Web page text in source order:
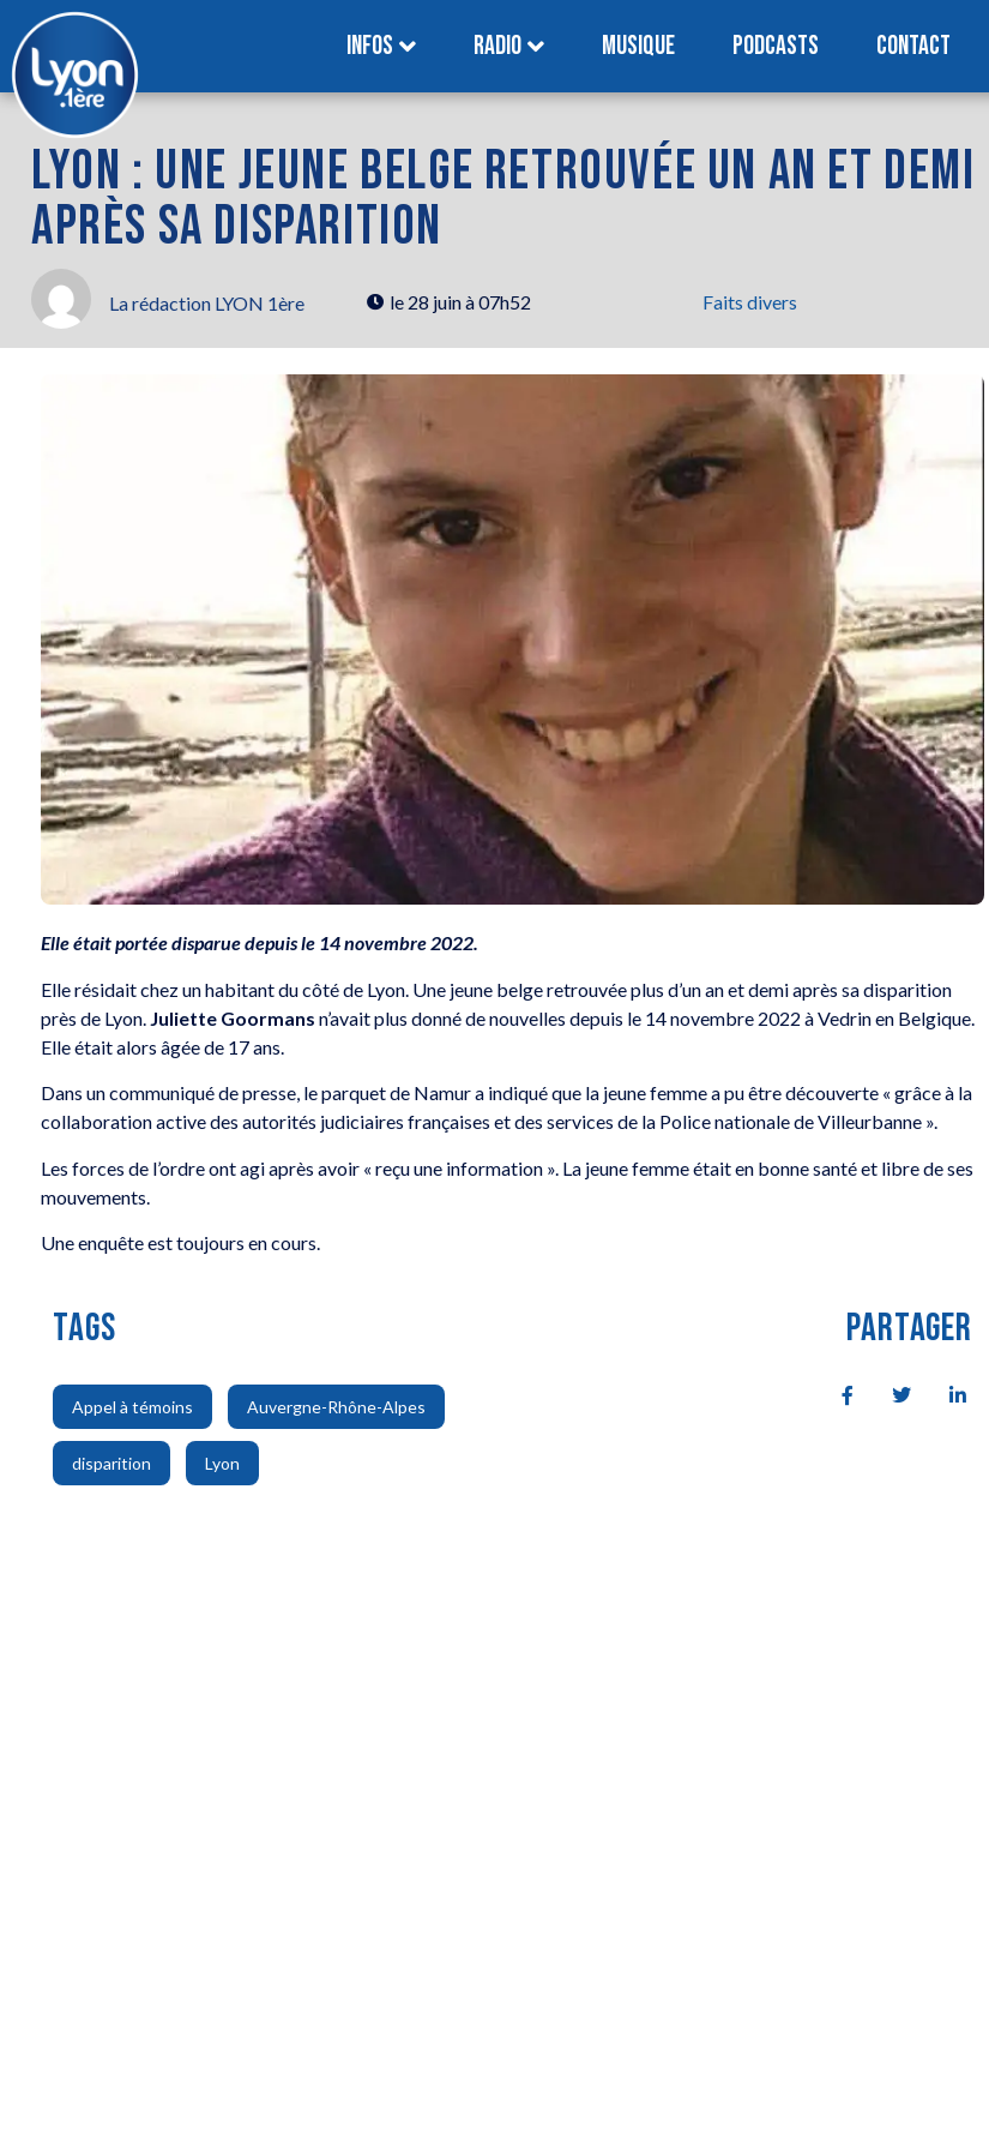
INFOS RADIO MUSIQUE PODCASTS CONTACT
LYON : UNE JEUNE BELGE RETROUVÉE UN AN ET DEMI
APRÈS SA DISPARITION
La rédaction LYON 1ère le 28 juin à 07h52 Faits divers
Elle était portée disparue depuis le 14 novembre 2022.
Elle résidait chez un habitant du côté de Lyon. Une jeune belge retrouvée plus d’un an et demi après sa disparition
près de Lyon. Juliette Goormansn’avait plus donné de nouvelles depuis le 14 novembre 2022 à Vedrin en Belgique.
Elle était alors âgée de 17 ans.
Dans un communiqué de presse, le parquet de Namur a indiqué que la jeune femme a pu être découverte « grâce à la
collaboration active des autorités judiciaires françaises et des services de la Police nationale de Villeurbanne ».
Les forces de l’ordre ont agi après avoir « reçu une information ». La jeune femme était en bonne santé et libre de ses
mouvements.
Une enquête est toujours en cours.
TAGS
Appel à témoins
,
Auvergne-Rhône-Alpes
disparition
,
Lyon
PARTAGER